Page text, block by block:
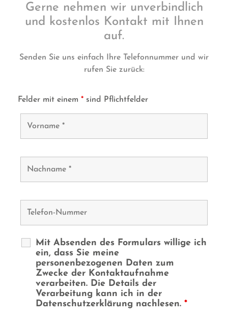
Gerne nehmen wir unverbindlich
und kostenlos Kontakt mit Ihnen
auf.
Senden Sie uns einfach Ihre Telefonnummer und wir
rufen Sie zurück:
Felder mit einem * sind Pflichtfelder
Mit Absenden des Formulars willige ich
ein, dass Sie meine
personenbezogenen Daten zum
Zwecke der Kontaktaufnahme
verarbeiten. Die Details der
Verarbeitung kann ich in der
Datenschutzerklärung nachlesen. *